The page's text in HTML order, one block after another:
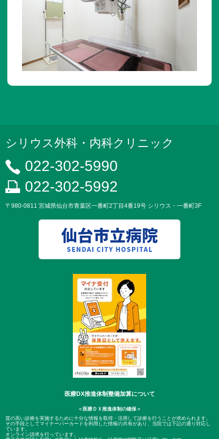
シリウス外科・内科クリニック
022-302-5990
022-302-5992
〒980-0811 宮城県仙台市青葉区一番町2丁目4番19号 シリウス・一番町3F
医療DX推進体制整備加算について
＜医療ＤＸ推進体制の確保＞
質の高い診療を実施するために十分な情報を取得・活用して診療を行うことが求められます。
その手段としてマイナーバーカードを利用した情報の共有があり、当院では下記の通り対応し
ています。
オンライン請求を行っています。